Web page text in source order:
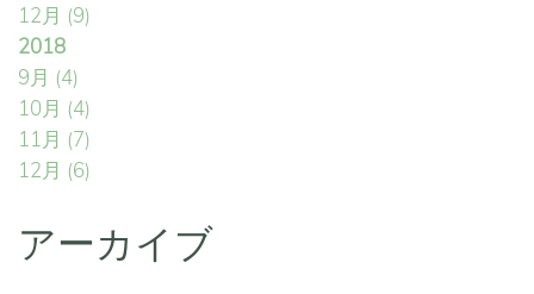
12月 (9)
2018
9月 (4)
10月 (4)
11月 (7)
12月 (6)
アーカイブ